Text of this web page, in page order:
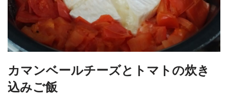
カマンベールチーズとトマトの炊き
込みご飯